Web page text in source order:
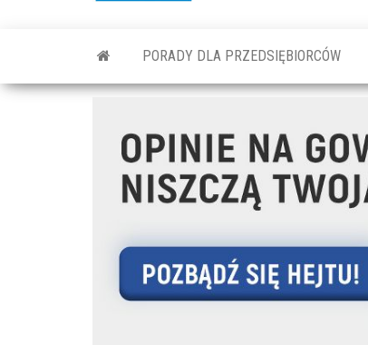
PORADY DLA PRZEDSIĘBIORCÓW